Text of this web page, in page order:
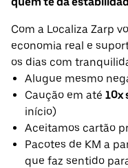
Com a Localiza Zarp
economia real e
os dias com
Alugue mesmo
Caução em até 10x
início)
Aceitamos cartão
Pacotes de KM a
que faz sentido